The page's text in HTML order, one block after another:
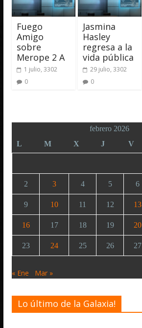
Fuego
Amigo
sobre
Merope 2 A
1 julio, 3302
0
Jasmina
Hasley
regresa a la
vida pública
29 julio, 3302
0
febrero 2026
L
M X J V
2 3 4 5 6
9 10 11 12 13
16 17 18 19 20
23 24 25 26 27
« Ene Mar »
Lo último de la Galaxia!